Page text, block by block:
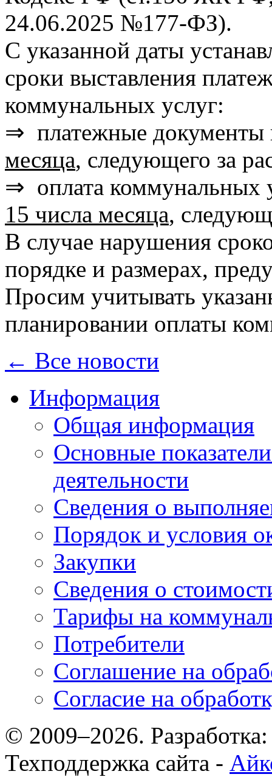
24.06.2025 №177-ФЗ).
С указанной даты
сроки выставления
коммунальных услуг:
⇒ платежные документы
месяца, следующего за
⇒ оплата коммунальных
15 числа месяца,
В случае нарушения
порядке и размерах,
Просим учитывать
планировании оплаты
← Все новости
Информация
Общая информация
Основные
деятельности
Сведения о
Порядок и условия
Закупки
Сведения о
Тарифы на
Потребители
Соглашение на
Согласие на
© 2009–2026.
Техподдержка сайта -